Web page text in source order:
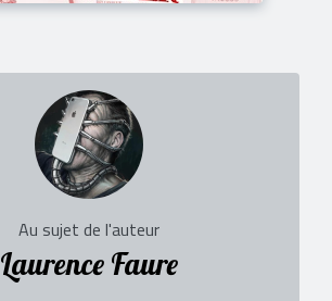
Au sujet de l'auteur
Laurence Faure